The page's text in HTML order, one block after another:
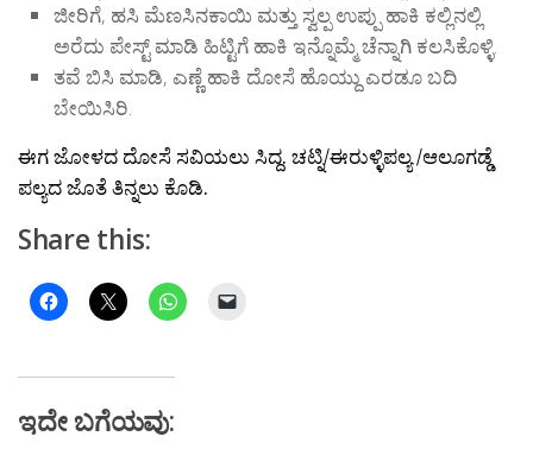
ಜೀರಿಗೆ, ಹಸಿ ಮೆಣಸಿನಕಾಯಿ ಮತ್ತು ಸ್ವಲ್ಪ ಉಪ್ಪು ಹಾಕಿ ಕಲ್ಲಿನಲ್ಲಿ
ಅರೆದು ಪೇಸ್ಟ್ ಮಾಡಿ ಹಿಟ್ಟಿಗೆ ಹಾಕಿ ಇನ್ನೊಮ್ಮೆ ಚೆನ್ನಾಗಿ ಕಲಸಿಕೊಳ್ಳಿ.
ತವೆ ಬಿಸಿ ಮಾಡಿ, ಎಣ್ಣೆ ಹಾಕಿ ದೋಸೆ ಹೊಯ್ದು ಎರಡೂ ಬದಿ
ಬೇಯಿಸಿರಿ.
ಈಗ ಜೋಳದ ದೋಸೆ ಸವಿಯಲು ಸಿದ್ದ. ಚಟ್ನಿ/ಈರುಳ್ಳಿಪಲ್ಯ /ಆಲೂಗಡ್ಡೆ
ಪಲ್ಯದ ಜೊತೆ ತಿನ್ನಲು ಕೊಡಿ.
Share this:
ಇದೇ ಬಗೆಯವು: